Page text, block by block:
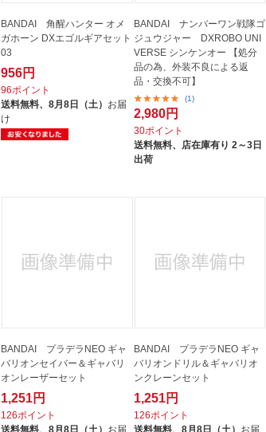
BANDAI 角醒ハンター オメ
ガホーン DXエゴルギアセット
03
956円
96ポイント
送料無料、8月8日（土） お届
け
BANDAI ナンバーワン戦隊ゴ
ジュウジャー DXROBO UNI
VERSE シンケンオー 【処分
品の為、外装不良による返
品・交換不可】
(1)
2,980円
30ポイント
送料無料、
店在庫有り 2～3日
出荷
BANDAI プラデラNEO ギャ
バリオンセイバー＆ギャバリ
オンレーザーセット
1,251円
126ポイント
送料無料、8月8日（土） お届
BANDAI プラデラNEO ギャ
バリオンドリル＆ギャバリオ
ンクレーンセット
1,251円
126ポイント
送料無料、 8月8日（土） お届